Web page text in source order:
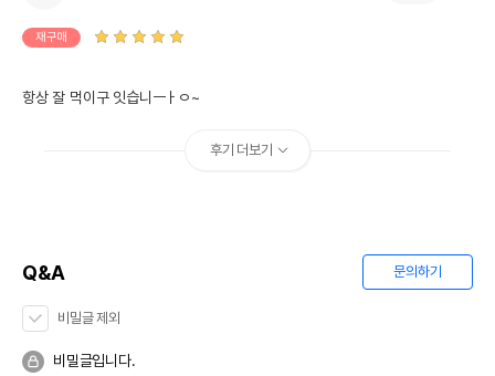
재구매
항상 잘 먹이구 잇습니ㅡㅏㅇ~
후기 더보기
Q&A 문의하기
비밀글 제외
비밀글입니다.